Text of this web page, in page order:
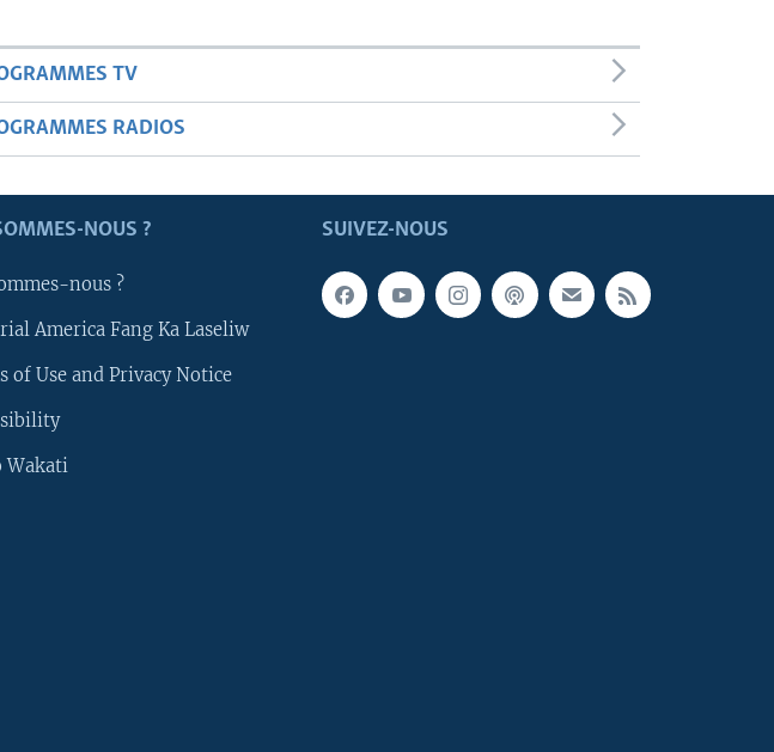
TV
RADIOS
SUIVEZ-NOUS
NOUS ?
nous ?
America Fang Ka Laseliw
of Use and Privacy Notice
Wakati